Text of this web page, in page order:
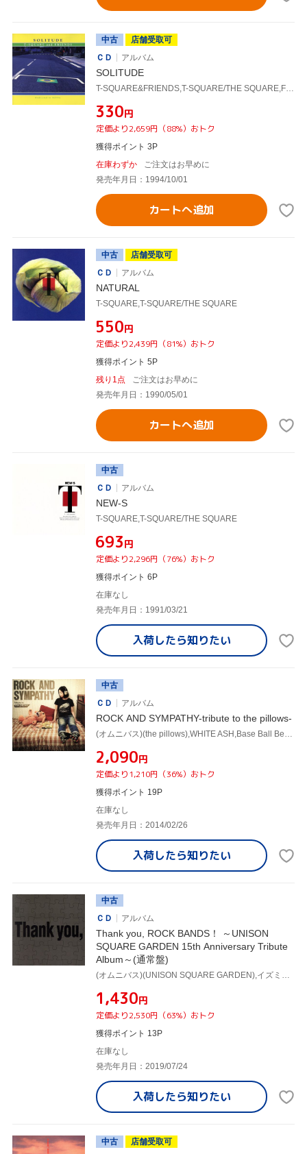
中古
店舗受取可
ＣＤ
アルバム
SOLITUDE
T-SQUARE&FRIENDS,T-SQUARE/THE SQUARE,FRIENDS
¥330円
定価より2,659円（88%）おトク
獲得ポイント 3P
在庫わずか
ご注文はお早めに
発売年月日：1994/10/01
カートへ追加
中古
店舗受取可
ＣＤ
アルバム
NATURAL
T-SQUARE,T-SQUARE/THE SQUARE
¥550円
定価より2,439円（81%）おトク
獲得ポイント 5P
残り1点
ご注文はお早めに
発売年月日：1990/05/01
カートへ追加
中古
ＣＤ
アルバム
NEW-S
T-SQUARE,T-SQUARE/THE SQUARE
¥693円
定価より2,296円（76%）おトク
獲得ポイント 6P
在庫なし
発売年月日：1991/03/21
入荷したら知りたい
中古
ＣＤ
アルバム
ROCK AND SYMPATHY-tribute to the pillows-
(オムニバス)(the pillows),WHITE ASH,Base Ball Bear,Scars Borough,UNISON SQUARE GARDEN,シュリスペイロフ,髭,THE BOHEMIANS
¥2,090円
定価より1,210円（36%）おトク
獲得ポイント 19P
在庫なし
発売年月日：2014/02/26
入荷したら知りたい
中古
ＣＤ
アルバム
Thank you, ROCK BANDS！ ～UNISON
SQUARE GARDEN 15th Anniversary Tribute
Album～(通常盤)
(オムニバス)(UNISON SQUARE GARDEN),イズミカワソラ,the pillows,9mm Parabellum Bullet,a flood of circle,SKY-HI,BIGMAMA,パスピエ
¥1,430円
定価より2,530円（63%）おトク
獲得ポイント 13P
在庫なし
発売年月日：2019/07/24
入荷したら知りたい
中古
店舗受取可